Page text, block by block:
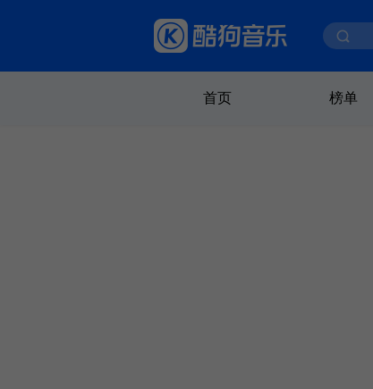
首页 榜单